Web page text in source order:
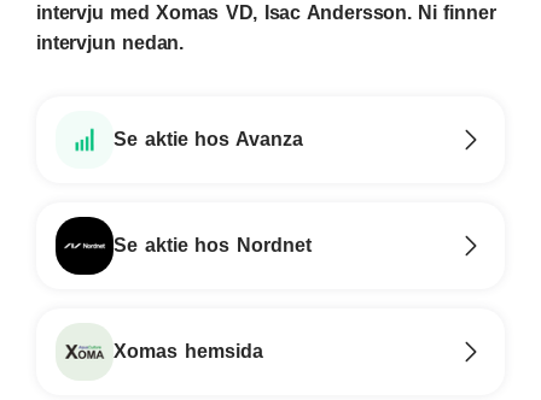
intervju med Xomas VD, Isac Andersson. Ni finner
intervjun nedan.
Se aktie hos Avanza
Se aktie hos Nordnet
Xomas hemsida